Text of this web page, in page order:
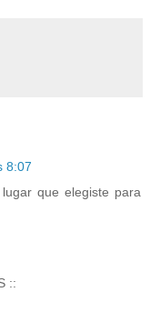
8:07
que elegiste para
::